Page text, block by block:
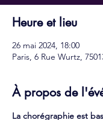
Heure et lieu
26 mai 2024, 18:00
Paris, 6 Rue Wurtz,
À propos de
La chorégraphie est